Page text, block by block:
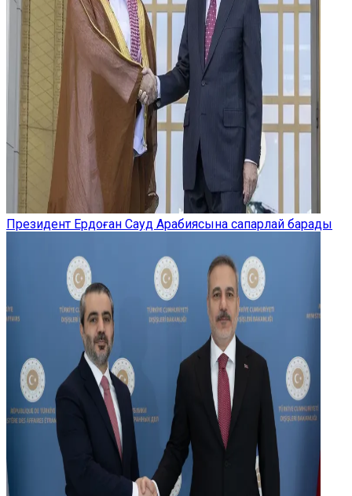
Президент Ердоған Сауд Арабиясына сапарлай барады